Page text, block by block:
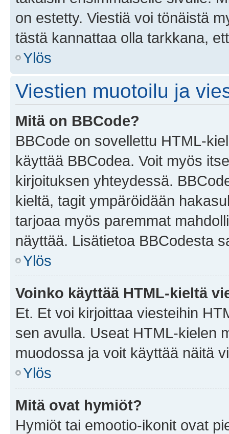
on estetty. Viestiä voi tönäistä
tästä kannattaa olla tarkkana,
Ylös
Viestien muotoilu ja
Mitä on BBCode?
BBCode on sovellettu HTML-
käyttää BBCodea. Voit myös
kirjoituksen yhteydessä.
kieltä, tagit ympäröidään
tarjoaa myös paremmat
näyttää. Lisätietoa BBCodesta
Ylös
Voinko käyttää HTML-kieltä
Et. Et voi kirjoittaa viesteihin
sen avulla. Useat HTML-kielen
muodossa ja voit käyttää näitä
Ylös
Mitä ovat hymiöt?
Hymiöt tai emootio-ikonit ovat